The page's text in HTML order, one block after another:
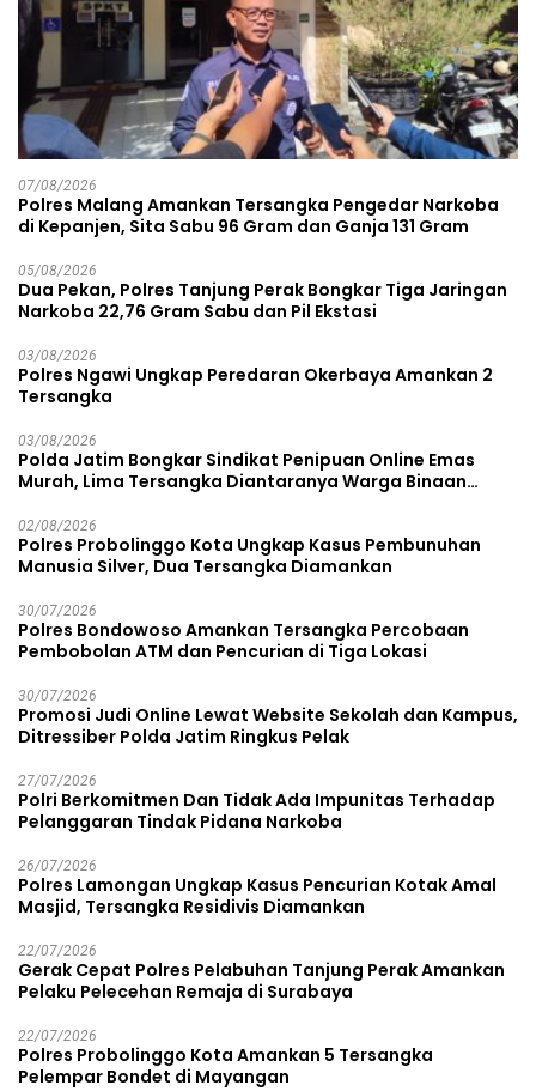
07/08/2026
Polres Malang Amankan Tersangka Pengedar Narkoba
di Kepanjen, Sita Sabu 96 Gram dan Ganja 131 Gram
05/08/2026
Dua Pekan, Polres Tanjung Perak Bongkar Tiga Jaringan
Narkoba 22,76 Gram Sabu dan Pil Ekstasi
03/08/2026
Polres Ngawi Ungkap Peredaran Okerbaya Amankan 2
Tersangka
03/08/2026
Polda Jatim Bongkar Sindikat Penipuan Online Emas
Murah, Lima Tersangka Diantaranya Warga Binaan
02/08/2026
Polres Probolinggo Kota Ungkap Kasus Pembunuhan
Manusia Silver, Dua Tersangka Diamankan
30/07/2026
Polres Bondowoso Amankan Tersangka Percobaan
Pembobolan ATM dan Pencurian di Tiga Lokasi
30/07/2026
Promosi Judi Online Lewat Website Sekolah dan Kampus,
Ditressiber Polda Jatim Ringkus Pelak
27/07/2026
Polri Berkomitmen Dan Tidak Ada Impunitas Terhadap
Pelanggaran Tindak Pidana Narkoba
26/07/2026
Polres Lamongan Ungkap Kasus Pencurian Kotak Amal
Masjid, Tersangka Residivis Diamankan
22/07/2026
Gerak Cepat Polres Pelabuhan Tanjung Perak Amankan
Pelaku Pelecehan Remaja di Surabaya
22/07/2026
Polres Probolinggo Kota Amankan 5 Tersangka
Pelempar Bondet di Mayangan